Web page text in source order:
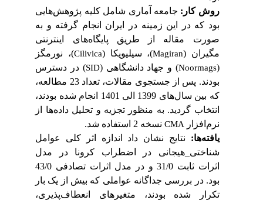
روش کار:جامعه آماری شامل کلیه پژوهشهایی
بود که در این زمینه در ایران انجام گرفته و به
صورت مقاله از طریق پایگاههای اینترنتی
مگیران (
Magiran)، سیلیویکا ( Cilivica)، نورمگز
Noormags) و جهاد دانشگاهی ( SID) در دسترس
بودند. پس از جستجوی مقالات، تعداد 23 مطالعه،
که بین سال
های 1399 الی 1401 انجام شده بودند،
انتخاب گردید. به ‌منظور تجزیه ‌و تحلیل داده‌ها از
نرم‌افزار CMAنسخه 2 استفاده شد.
یافتهها:نتایج نشان داد اندازه اثر کلی عوامل
شناختی_ هیجانی در اضطراب کرونا در مدل
اثرات ثابت 31/0 و در مدل اثرات تصادفی 43/0
بود. در بررسی جداگانه عواملی که بیش از یک بار
تکرار شده بودند، متغیرهای انعطاف‌پذیری،